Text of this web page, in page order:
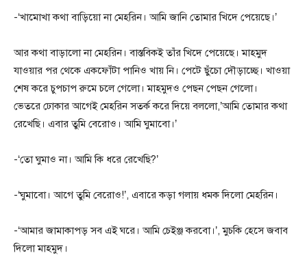
-‘খামোখা কথা বাড়িয়ো না মেহরিন। আমি জানি তোমার খিদে পেয়েছে।’
আর কথা বাড়ালো না মেহরিন। বাস্তবিকই তাঁর খিদে পেয়েছে। মাহমুদ
যাওয়ার পর থেকে একফোঁটা পানিও খায় নি। পেটে ছুঁচো দৌড়াচ্ছে। খাওয়া
শেষ করে চুপচাপ রুমে চলে গেলো। মাহমুদও পেছন পেছন গেলো।
ভেতরে ঢোকার আগেই মেহরিন সতর্ক করে দিয়ে বললো,’আমি তোমার কথা
রেখেছি। এবার তুমি বেরোও। আমি ঘুমাবো।’
-‘তো ঘুমাও না। আমি কি ধরে রেখেছি?’
-‘ঘুমাবো। আগে তুমি বেরোও!’, এবারে কড়া গলায় ধমক দিলো মেহরিন।
-‘আমার জামাকাপড় সব এই ঘরে। আমি চেইঞ্জ করবো।’, মুচকি হেসে জবাব
দিলো মাহমুদ।